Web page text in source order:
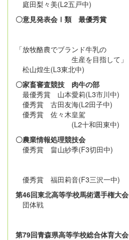
庭田梨々美(L2五戸中)
〇意見発表会Ⅰ類 最優秀賞
「放牧酪農でブランド牛乳の
生産を目指して」
松山煌生(L3東北中)
〇家畜審査競技 肉牛の部
最優秀賞 山本愛莉(L3市川中)
優秀賞 古田友海(L2田子中)
優秀賞 佐々木皇駕
(L2十和田東中)
〇農業情報処理競技会
優秀賞 畠山紗季(F3切田中)
優秀賞 福田莉音(F3三沢一中)
第46回東北高等学校馬術選手権大会
団体戦
第79回青森県高等学校総合体育大会